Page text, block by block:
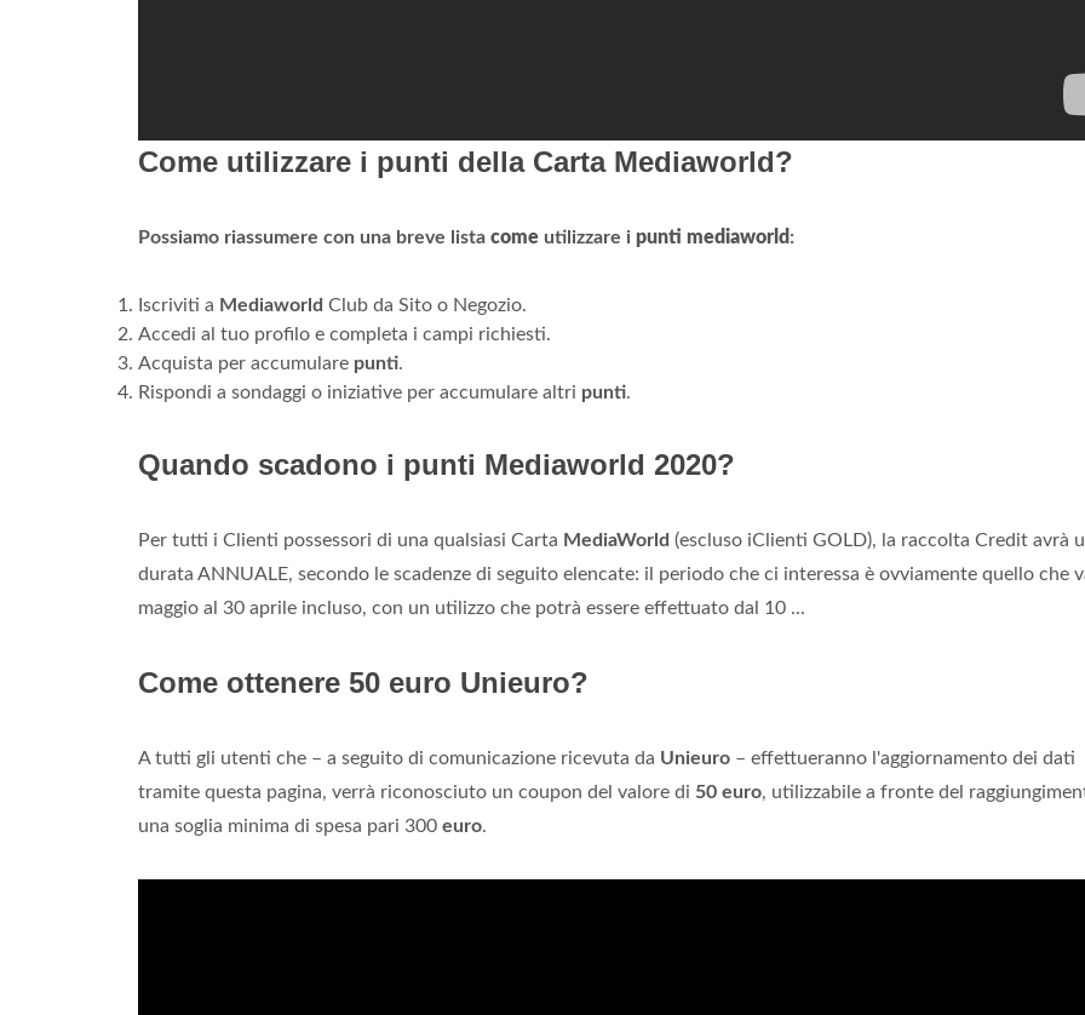
Come utilizzare i punti della Carta Mediaworld?
Possiamo riassumere con una breve lista come utilizzare i punti mediaworld:
Iscriviti a Mediaworld Club da Sito o Negozio.
Accedi al tuo profilo e completa i campi richiesti.
Acquista per accumulare punti.
Rispondi a sondaggi o iniziative per accumulare altri punti.
Quando scadono i punti Mediaworld 2020?
Per tutti i Clienti possessori di una qualsiasi Carta MediaWorld (escluso iClienti GOLD), la raccolta Credit avrà
durata ANNUALE, secondo le scadenze di seguito elencate: il periodo che ci interessa è ovviamente quello che
maggio al 30 aprile incluso, con un utilizzo che potrà essere effettuato dal 10 ...
Come ottenere 50 euro Unieuro?
A tutti gli utenti che – a seguito di comunicazione ricevuta da Unieuro – effettueranno l'aggiornamento dei dati
tramite questa pagina, verrà riconosciuto un coupon del valore di 50 euro, utilizzabile a fronte del
una soglia minima di spesa pari 300 euro.